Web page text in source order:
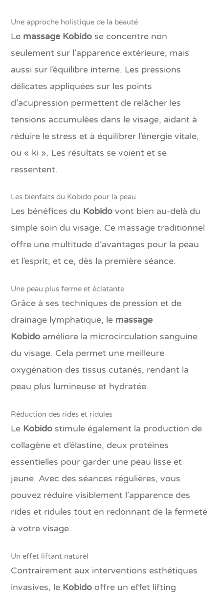
Une approche holistique de la beauté
Le massage Kobido se concentre non
seulement sur l’apparence extérieure, mais
aussi sur l’équilibre interne. Les pressions
délicates appliquées sur les points
d’acupression permettent de relâcher les
tensions accumulées dans le visage, aidant à
réduire le stress et à équilibrer l’énergie vitale,
ou « ki ». Les résultats se voient et se
ressentent.
Les bienfaits du Kobido pour la peau
Les bénéfices du Kobido vont bien au-delà du
simple soin du visage. Ce massage traditionnel
offre une multitude d’avantages pour la peau
et l’esprit, et ce, dès la première séance.
Une peau plus ferme et éclatante
Grâce à ses techniques de pression et de
drainage lymphatique, le massage
Kobido améliore la microcirculation sanguine
du visage. Cela permet une meilleure
oxygénation des tissus cutanés, rendant la
peau plus lumineuse et hydratée.
Réduction des rides et ridules
Le Kobido stimule également la production de
collagène et d’élastine, deux protéines
essentielles pour garder une peau lisse et
jeune. Avec des séances régulières, vous
pouvez réduire visiblement l’apparence des
rides et ridules tout en redonnant de la fermeté
à votre visage.
Un effet liftant naturel
Contrairement aux interventions esthétiques
invasives, le Kobido offre un effet lifting